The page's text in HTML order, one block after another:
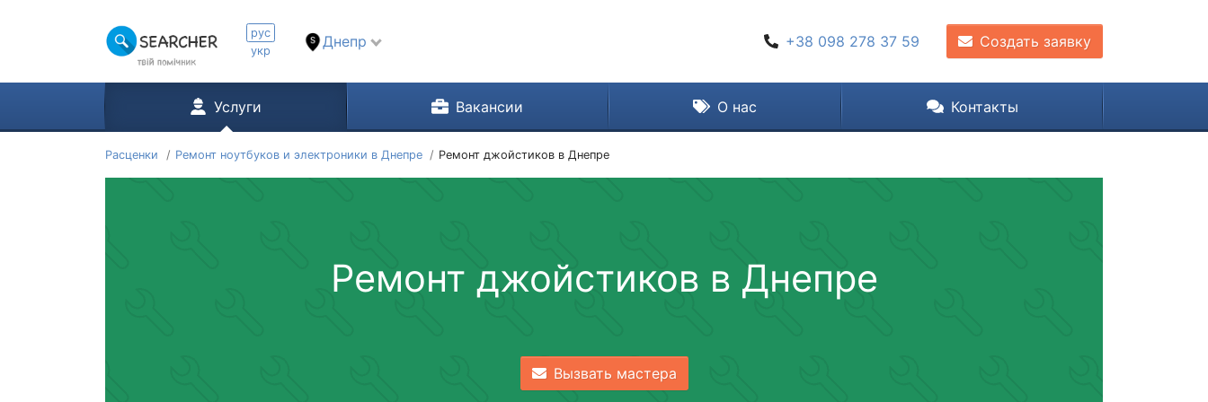
рус
укр
Днепр +38 098 278 37 59 Создать заявку
Услуги Вакансии О нас Контакты
Расценки Ремонт ноутбуков и электроники в Днепре Ремонт джойстиков в Днепре
Ремонт джойстиков в Днепре
Вызвать мастера